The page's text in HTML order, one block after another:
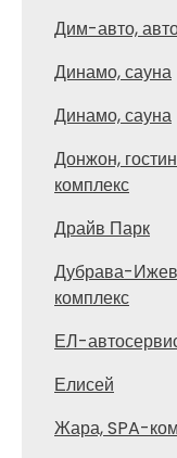
Дим-авто,
Динамо, сауна
Динамо, сауна
Донжон,
комплекс
Драйв Парк
Дубрава-
комплекс
ЕЛ-
Елисей
Жара, SPA-